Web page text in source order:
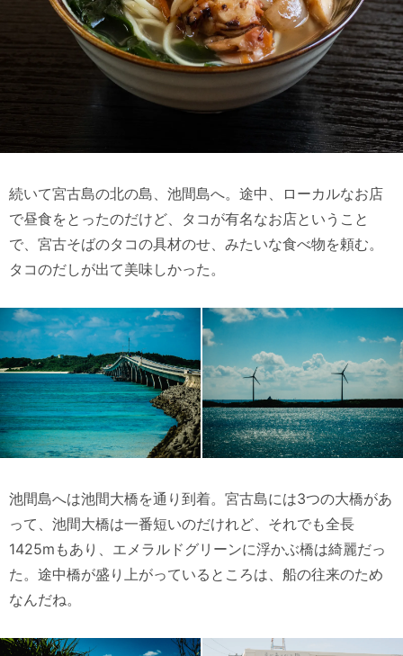
続いて宮古島の北の島、池間島へ。途中、ローカルなお店
で昼食をとったのだけど、タコが有名なお店ということ
で、宮古そばのタコの具材のせ、みたいな食べ物を頼む。
タコのだしが出て美味しかった。
池間島へは池間大橋を通り到着。宮古島には3つの大橋があ
って、池間大橋は一番短いのだけれど、それでも全長
1425mもあり、エメラルドグリーンに浮かぶ橋は綺麗だっ
た。途中橋が盛り上がっているところは、船の往来のため
なんだね。